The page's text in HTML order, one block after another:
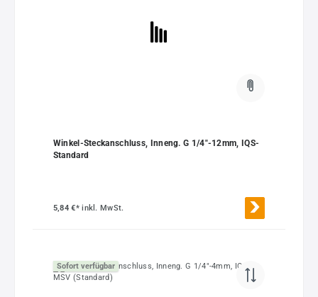
Winkel-Steckanschluss, Inneng. G 1/4"-12mm, IQS-
Standard
5,84 €*inkl. MwSt.
Sofort verfügbar